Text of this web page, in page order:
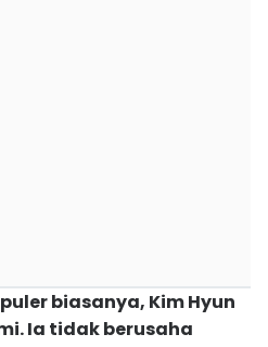
biasanya, Kim Hyun
Ia tidak berusaha